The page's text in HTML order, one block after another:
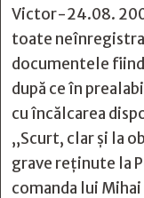
Victor-24.08.
toate
documentele
după ce în
cu încălcarea
„Scurt, clar și la
grave reținute la
comanda lui Mihai